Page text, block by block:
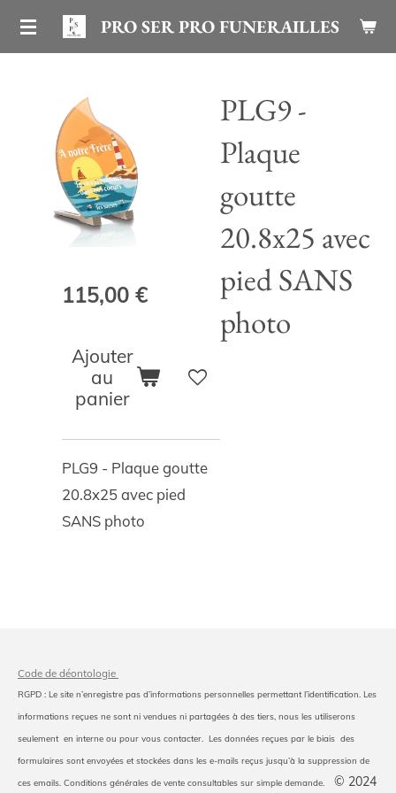
Passer
PRO SER PRO FUNERAILLES
PLG9 -
Plaque
goutte
20.8x25 avec
pied SANS
photo
115,00 €
Ajouter
au
panier
PLG9 - Plaque goutte
20.8x25 avec pied
SANS photo
Code de déontologie
RGPD : Le site n’enregistre pas d’informations personnelles permettant l’identification. Les
informations reçues ne sont ni vendues ni partagées à des tiers, nous les utiliserons
seulement en interne ou pour vous contacter. Les données reçues par le biais des
formulaires sont envoyées et stockées dans les e-mails reçus jusqu’à la suppression de
ces emails. Conditions générales de vente consultables sur simple demande. © 2024